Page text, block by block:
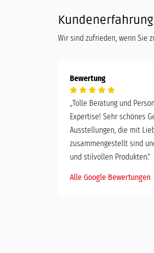
Wir sind zufrieden, wenn Sie
Bewertung
„Tolle Beratung und
Expertise! Sehr schönes
Ausstellungen, die mit
zusammengestellt sind
und stilvollen Produkten."
Alle Google Bewertungen